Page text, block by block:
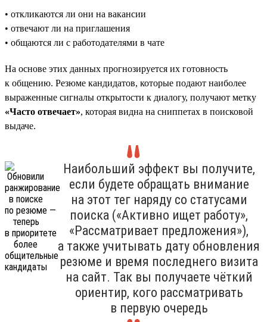
• откликаются ли они на вакансии
• отвечают ли на приглашения
• общаются ли с работодателями в чате
На основе этих данных прогнозируется их готовность
к общению. Резюме кандидатов, которые подают наиболее
выраженные сигналы открытости к диалогу, получают метку
«Часто отвечает», которая видна на сниппетах в поисковой
выдаче.
Наибольший эффект вы получите,
если будете обращать внимание
на этот тег наряду со статусами
поиска («Активно ищет работу»,
«Рассматривает предложения»),
а также учитывать дату обновления
резюме и время последнего визита
на сайт. Так вы получаете чёткий
ориентир, кого рассматривать
в первую очередь